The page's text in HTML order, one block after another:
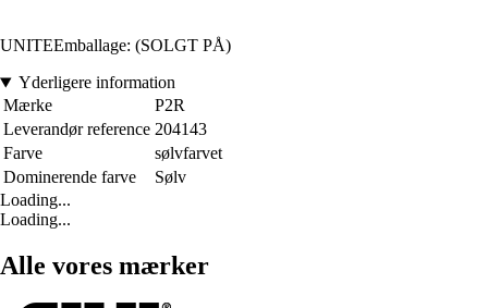
UNITEEmballage: (SOLGT PÅ)
Yderligere information
Mærke
P2R
Leverandør reference 204143
Farve
sølvfarvet
Dominerende farve
Sølv
Loading...
Loading...
Alle vores mærker